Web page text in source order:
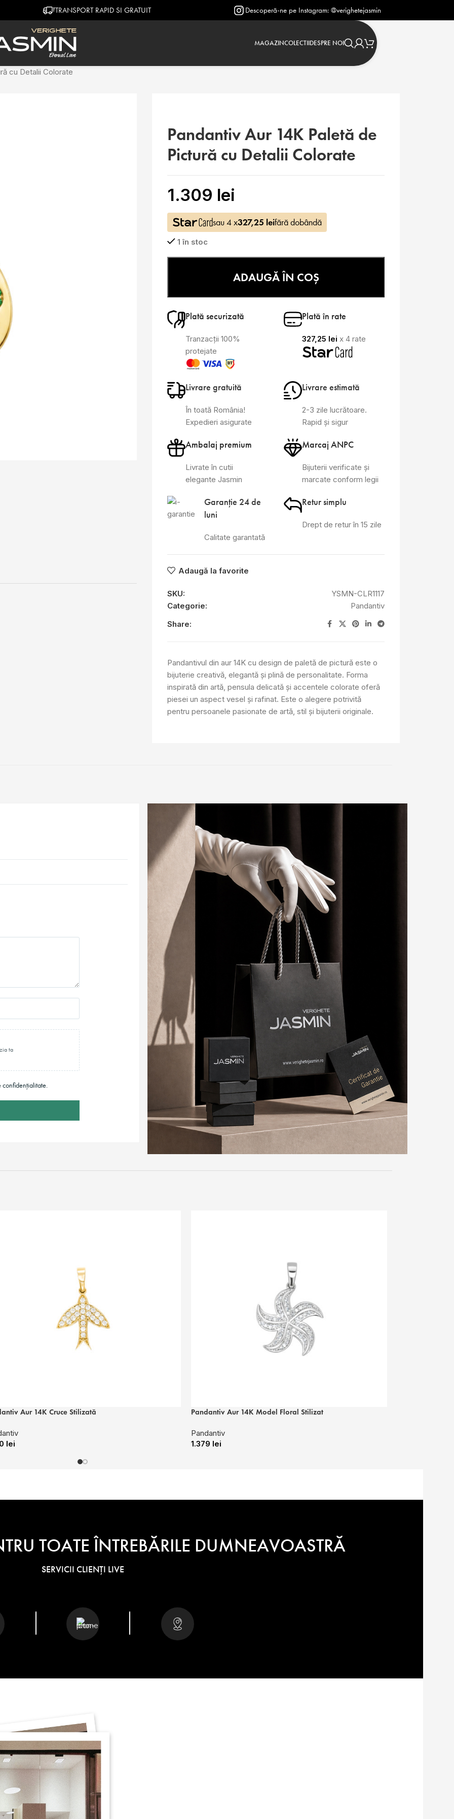
TRANSPORT RAPID SI GRATUIT Descoperă-ne pe Instagram: @verighetejasmin
MAGAZINCOLECTIIDESPRE NOI
cu Detalii Colorate
Pandantiv Aur 14K Paletă de
Pictură cu Detalii Colorate
1.309 lei
sau 4 x327,25 leifără dobândă
1 în stoc
ADAUGĂ ÎN COȘ
Plată securizată
Tranzacții 100%
protejate
Plată în rate
327,25 lei x 4 rate
Livrare gratuită
În toată România!
Expedieri asigurate
Livrare estimată
2-3 zile lucrătoare.
Rapid și sigur
Ambalaj premium
Livrate în cutii
elegante Jasmin
Marcaj ANPC
Bijuterii verificate și
marcate conform legii
Garanție 24 de
luni
Calitate garantată
Retur simplu
Drept de retur în 15 zile
Adaugă la favorite
SKU:
YSMN-CLR1117
Categorie:
Pandantiv
Share:
Pandantivul din aur 14K cu design de paletă de pictură este o
bijuterie creativă, elegantă și plină de personalitate. Forma
inspirată din artă, pensula delicată și accentele colorate oferă
piesei un aspect vesel și rafinat. Este o alegere potrivită
pentru persoanele pasionate de artă, stil și bijuterii originale.
ta
confidențialitate.
Aur 14K Cruce Stilizată
lei
Pandantiv Aur 14K Model Floral Stilizat
Pandantiv
1.379 lei
TOATE ÎNTREBĂRILE DUMNEAVOASTRĂ
SERVICII CLIENȚI LIVE